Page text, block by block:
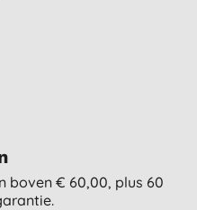
boven € 60,00, plus 60